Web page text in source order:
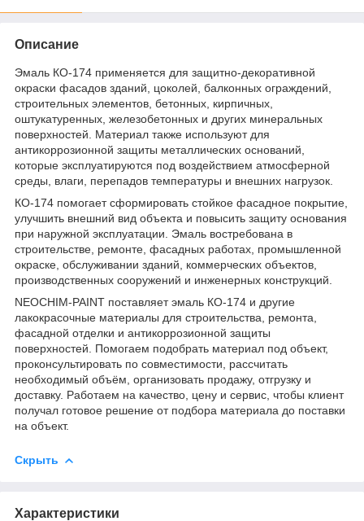
Описание
Эмаль КО-174 применяется для защитно-декоративной
окраски фасадов зданий, цоколей, балконных ограждений,
строительных элементов, бетонных, кирпичных,
оштукатуренных, железобетонных и других минеральных
поверхностей. Материал также используют для
антикоррозионной защиты металлических оснований,
которые эксплуатируются под воздействием атмосферной
среды, влаги, перепадов температуры и внешних нагрузок.
КО-174 помогает сформировать стойкое фасадное покрытие,
улучшить внешний вид объекта и повысить защиту основания
при наружной эксплуатации. Эмаль востребована в
строительстве, ремонте, фасадных работах, промышленной
окраске, обслуживании зданий, коммерческих объектов,
производственных сооружений и инженерных конструкций.
NEOCHIM-PAINT поставляет эмаль КО-174 и другие
лакокрасочные материалы для строительства, ремонта,
фасадной отделки и антикоррозионной защиты
поверхностей. Помогаем подобрать материал под объект,
проконсультировать по совместимости, рассчитать
необходимый объём, организовать продажу, отгрузку и
доставку. Работаем на качество, цену и сервис, чтобы клиент
получал готовое решение от подбора материала до поставки
на объект.
Скрыть
Характеристики